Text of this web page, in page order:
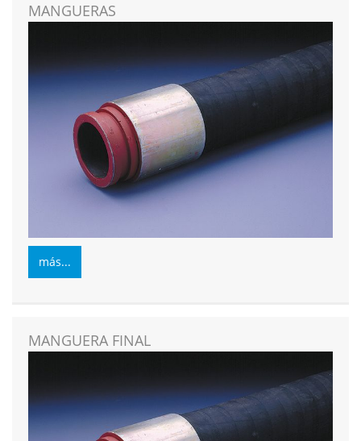
MANGUERAS
más...
MANGUERA FINAL